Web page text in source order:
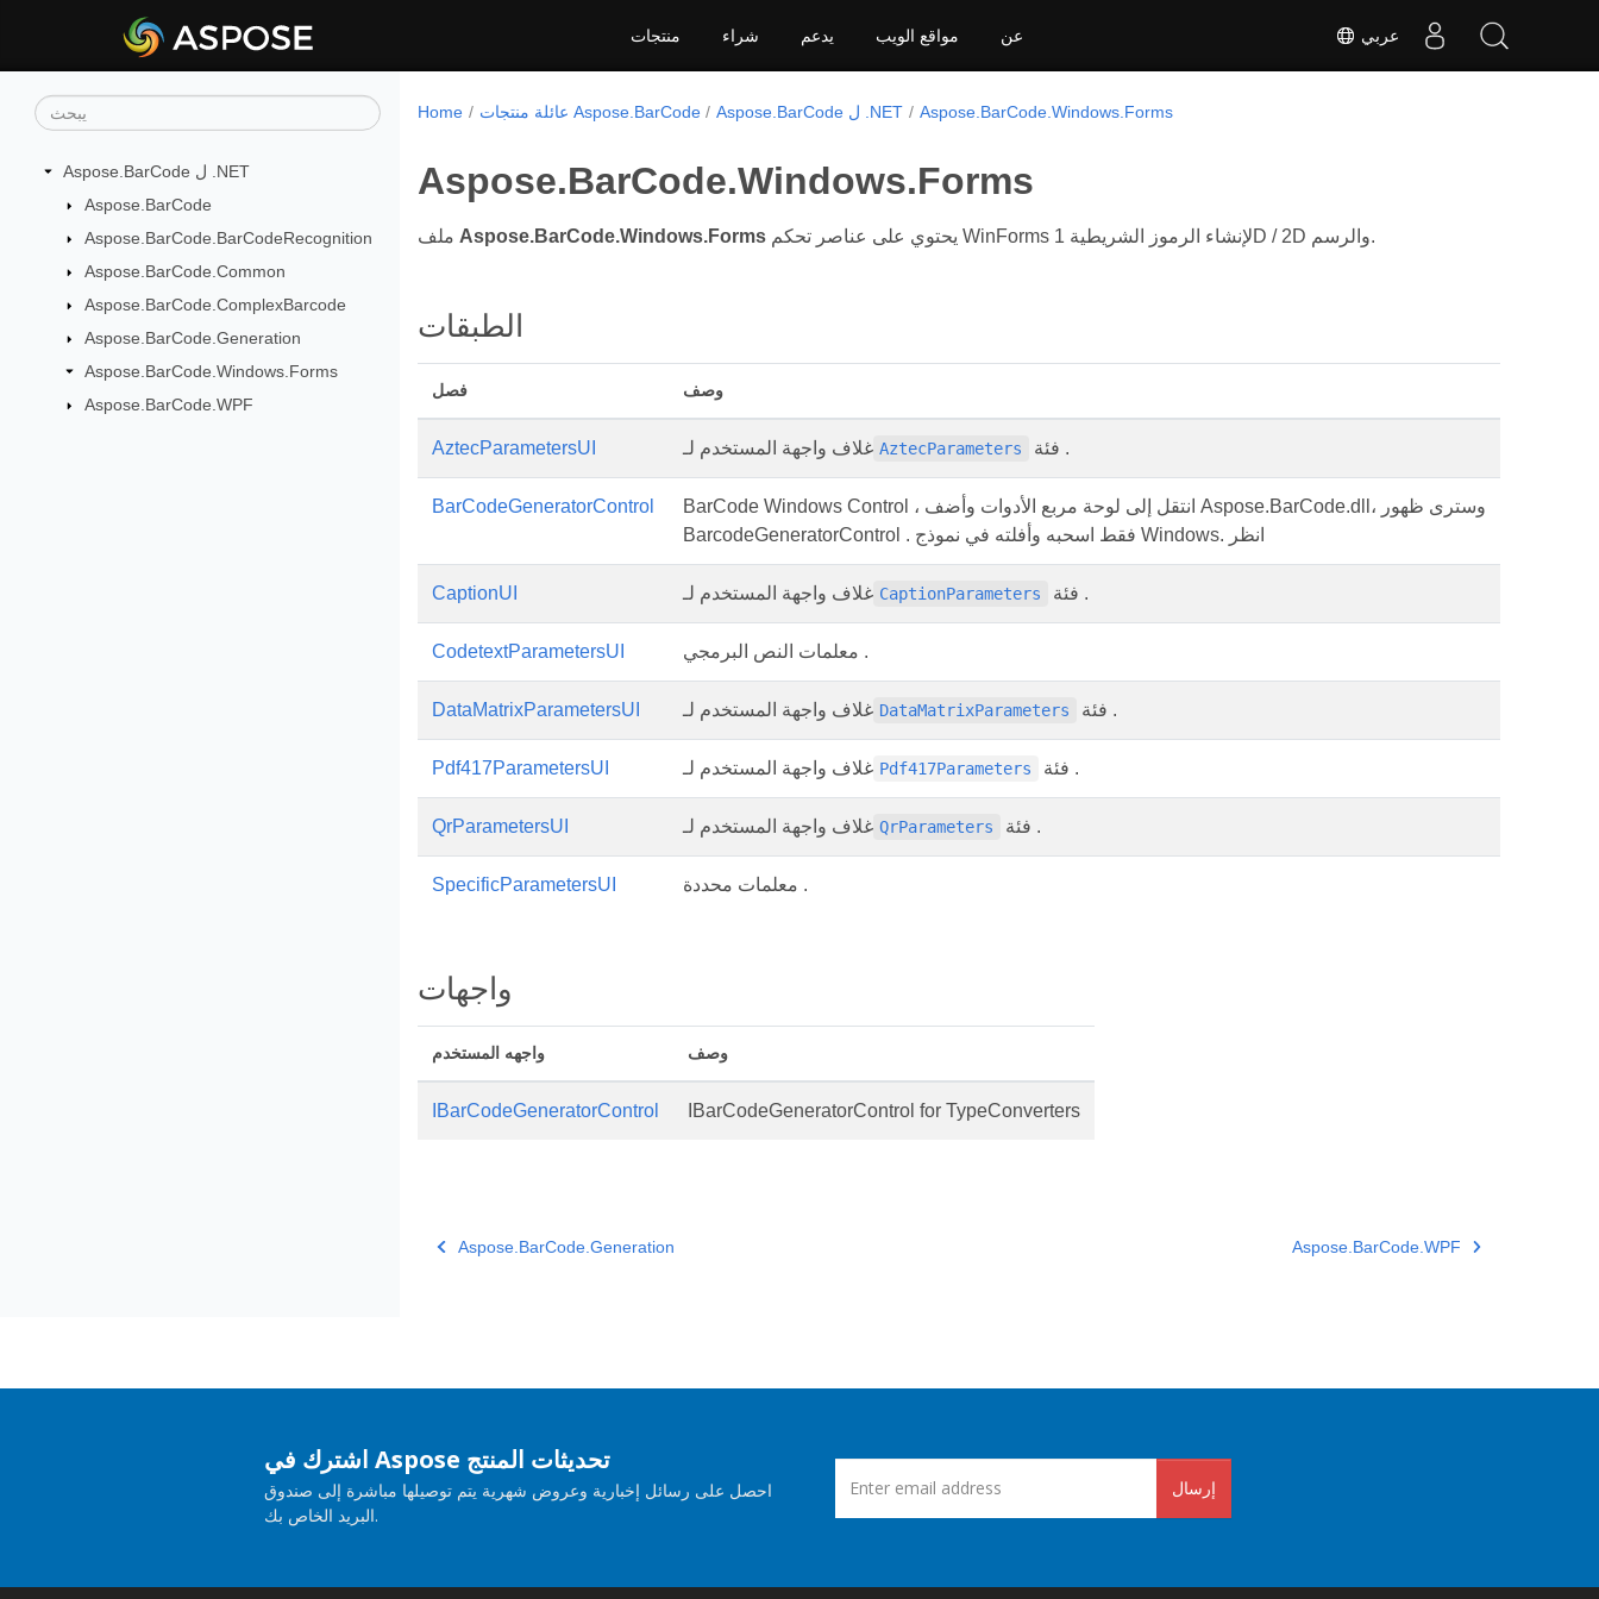
عربي منتجات شراء يدعم مواقع الويب عن
Aspose.BarCode ل .NET
Aspose.BarCode
Aspose.BarCode.BarCodeRecognition
Aspose.BarCode.Common
Aspose.BarCode.ComplexBarcode
Aspose.BarCode.Generation
Aspose.BarCode.Windows.Forms
Aspose.BarCode.WPF
Home عائلة منتجات Aspose.BarCode Aspose.BarCode ل .NET Aspose.BarCode.Windows.Forms
Aspose.BarCode.Windows.Forms
Aspose.BarCode.Windows.Forms يحتوي على عناصر تحكم WinForms لإنشاء الرموز الشريطية 1D / 2D والرسم.
الطبقات
فصل وصف
AztecParametersUI غلاف واجهة المستخدم لـ AztecParameters فئة .
BarCodeGeneratorControl
BarCode Windows Control ، انتقل إلى لوحة مربع الأدوات وأضف Aspose.BarCode.dll، وسترى ظهور
BarcodeGeneratorControl . فقط اسحبه وأفلته في نموذج Windows. انظر
CaptionUI غلاف واجهة المستخدم لـ CaptionParameters فئة .
CodetextParametersUI معلمات النص البرمجي .
DataMatrixParametersUI غلاف واجهة المستخدم لـ DataMatrixParameters فئة .
Pdf417ParametersUI غلاف واجهة المستخدم لـ Pdf417Parameters فئة .
QrParametersUI غلاف واجهة المستخدم لـ QrParameters فئة .
SpecificParametersUI معلمات محددة .
واجهات
واجهه المستخدم وصف
IBarCodeGeneratorControl IBarCodeGeneratorControl for TypeConverters
Aspose.BarCode.Generation Aspose.BarCode.WPF
اشترك في Aspose تحديثات المنتج
احصل على رسائل إخبارية وعروض شهرية يتم توصيلها مباشرة إلى صندوق
البريد الخاص بك.
إرسال